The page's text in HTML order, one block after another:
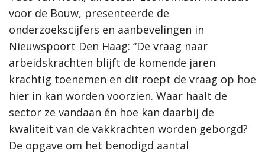
voor de Bouw, presenteerde de
onderzoekscijfers en aanbevelingen in
Nieuwspoort Den Haag: “De vraag naar
arbeidskrachten blijft de komende jaren
krachtig toenemen en dit roept de vraag op hoe
hier in kan worden voorzien. Waar haalt de
sector ze vandaan én hoe kan daarbij de
kwaliteit van de vakkrachten worden geborgd?
De opgave om het benodigd aantal